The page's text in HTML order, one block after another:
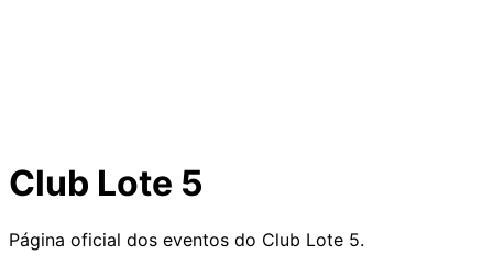
Club Lote 5
Página oficial dos eventos do Club Lote 5.